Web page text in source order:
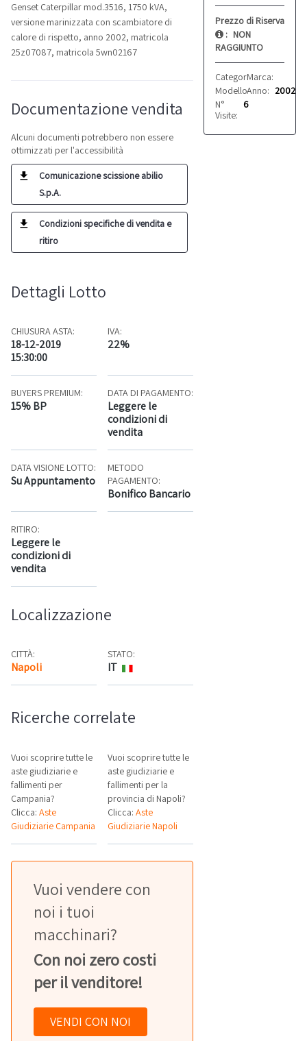
Prezzo di Riserva
: NON
RAGGIUNTO
Categoria: Generatori
Marca:
Modello: 3516
Anno: 2002
N°
Visite:
6
Genset Caterpillar mod.3516, 1750 kVA,
versione marinizzata con scambiatore di
calore di rispetto, anno 2002, matricola
25z07087, matricola 5wn02167
Documentazione vendita
Alcuni documenti potrebbero non essere
ottimizzati per l'accessibilità
Comunicazione scissione abilio
S.p.A.
Condizioni specifiche di vendita e
ritiro
Dettagli Lotto
CHIUSURA ASTA:
18-12-2019
15:30:00
IVA:
22%
BUYERS PREMIUM:
15% BP
DATA DI PAGAMENTO:
Leggere le
condizioni di
vendita
DATA VISIONE LOTTO:
Su Appuntamento
METODO
PAGAMENTO:
Bonifico Bancario
RITIRO:
Leggere le
condizioni di
vendita
Localizzazione
CITTÀ:
Napoli Mappa
STATO:
IT
Ricerche correlate
Vuoi scoprire tutte le
aste giudiziarie e
fallimenti per
Campania?
Clicca: Aste
Giudiziarie Campania
Vuoi scoprire tutte le
aste giudiziarie e
fallimenti per la
provincia di Napoli?
Clicca:Aste
Giudiziarie Napoli
Vuoi vendere con
noi i tuoi
macchinari?
Con noi zero costi
per il venditore!
VENDI CON NOI